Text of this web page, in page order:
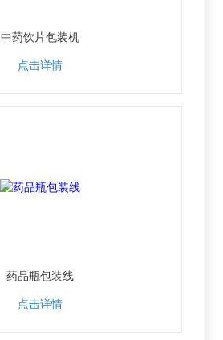
中药饮片包装机
点击详情
药品瓶包装线
点击详情